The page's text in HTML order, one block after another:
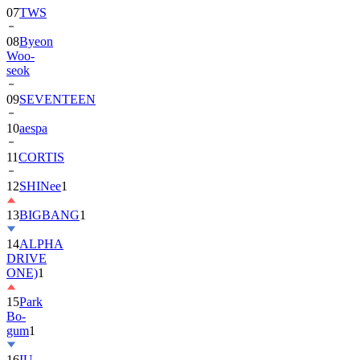
08Byeon
Woo-
seok
09SEVENTEEN
10aespa
11CORTIS
12SHINee1
13BIGBANG
14ALPHA
DRIVE
ONE)1
15Park
Bo-
gum1
16IU